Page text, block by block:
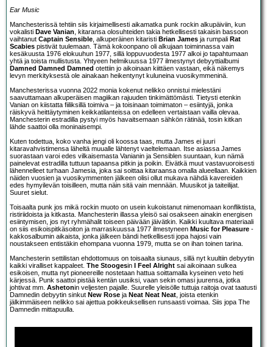
Ear Music
Manchesterissä tehtiin siis kirjaimellisesti aikamatka punk rockin alkupäiviin, kun
vokalisti Dave Vanian, kitaransa olosuhteiden takia hetkellisesti takaisin bassoon
vaihtanut Captain Sensible, alkuperäinen kitaristi Brian James ja rumpali Rat
Scabies pistivät tuulemaan. Tämä kokoonpano oli alkujaan toiminnassa vain
kesäkuusta 1976 elokuuhun 1977, sillä loppuvuodesta 1977 alkoi jo tapahtumaan
yhtä ja toista mullistusta. Yhtyeen helmikuussa 1977 ilmestynyt debyyttialbumi
Damned Damned Damned otettiin jo aikoinaan kiittäen vastaan, eikä näkemys
levyn merkityksestä ole ainakaan heikentynyt kuluneina vuosikymmeninä.
Manchesterissa vuonna 2022 monia kokenut nelikko onnistui mielestäni
saavuttamaan alkuperäisen magiikan rajuuden tinkimättömästi. Tietysti etenkin
Vanian on kiistatta fiiliksillä toimiva – ja toisinaan toimimaton – esiintyjä, jonka
räiskyvä heittäytyminen keikkatilanteissa on edelleen vertaistaan vailla olevaa.
Manchesterin estradilla pystyi myös havaitsemaan sähkön rätinää, tosin kitkan
lähde saattoi olla moninaisempi.
Kuten todettua, koko vanha jengi oli koossa taas, mutta James ei juuri
kitaravahvistimensa läheltä muualle lähtenyt vaeltelemaan. Itse asiassa James
suorastaan varoi edes vilkaisemasta Vanianin ja Sensiblen suuntaan, kun nämä
painelevat estradilla tuttuun tapaansa pitkin ja poikin. Eivätkä muut vastavuoroisesti
lähennelleet turhaan Jamesia, joka sai soittaa kitaraansa omalla alueellaan. Kaikkien
näiden vuosien ja vuosikymmenten jälkeen olisi ollut mukava nähdä kavereiden
edes hymyilevän toisilleen, mutta näin sitä vain mennään. Muusikot ja taiteilijat.
Suuret sielut.
Toisaalta punk jos mikä rockin muoto on usein kukoistanut nimenomaan konfliktista,
ristiriidoista ja kitkasta. Manchesterin illassa yleisö sai osakseen ainakin energisen
esiintymisen, jos nyt ryhmähalit toiseen päivään jäivätkin. Kaikki kuultava materiaali
on siis esikoispitkäsoiton ja marraskuussa 1977 ilmestyneen Music for Pleasure -
kakkosalbumin aikaista, jonka jälkeen bändi hetkellisesti jopa hajosi vain
noustakseen entistäkin ehompana vuonna 1979, mutta se on ihan toinen tarina.
Manchesterin settilistan ehdottomuus on toisaalta siunaus, sillä nyt kuultiin debyytin
kaikki viralliset kappaleet. The Stoogesin I Feel Alright sai aikoinaan sulkea
esikoisen, mutta nyt pioneereille nostetaan hattua soittamalla kyseinen veto heti
kärjessä. Punk saattoi pistää kentän uusiksi, vaan sekin omasi juurensa, jotka
johtivat mm. Ashetonin veljesten pajalle. Suurelle yleisölle tuttuja raitoja ovat taatusti
Damnedin debyytin sinkut New Rose ja Neat Neat Neat, joista etenkin
jälkimmäiseen nelikko sai ajettua poikkeuksellisen runsaasti voimaa. Siis jopa The
Damnedin mittapuulla.